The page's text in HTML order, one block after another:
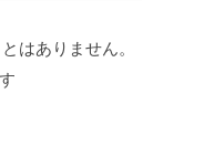
はありません。